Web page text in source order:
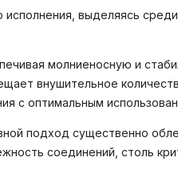
выделяясь
молниеносную и
внушительное
с оптимальным
подход существенно
соединений, столь